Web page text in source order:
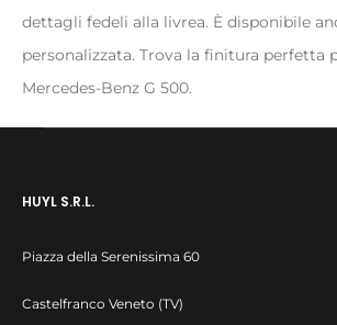
dettagli fedeli alla livrea. È disponibile
personalizzata. Trova la finitura perfetta
Mercedes-Benz G 500.
HUYL S.R.L.
Piazza della Serenissima 60
Castelfranco Veneto (TV)